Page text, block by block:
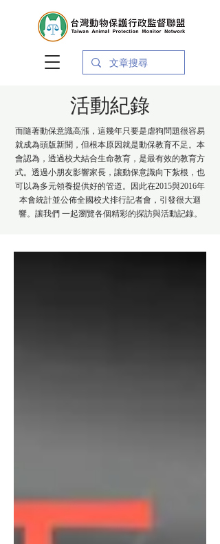
活動紀錄
而隨著動保意識高漲，這幾年只要是虐狗問題很容易
就成為頭版新聞，但根本原因就是動保教育不足。本
會認為，透過校犬結合生命教育，是最有效的教育方
式。透過小朋友影響家長，讓動保意識向下紮根，也
可以為多元領養提供好的管道。因此在2015與2016年
本會統計並公佈全國校犬排行記者會，引發很大迴
響。讓我們 一起瀏覽各個精彩的探訪與活動記錄。